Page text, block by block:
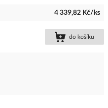
4 339,82 Kč/ks
do košíku